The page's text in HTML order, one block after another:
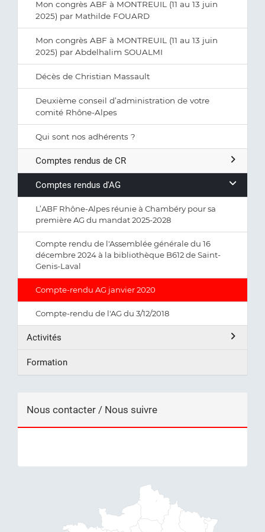
Mon congrès ABF à MONTREUIL (11 au 13 juin
2025) par Mathilde FOUARD
Mon congrès ABF à MONTREUIL (11 au 13 juin
2025) par Abdelhalim SOUALMI
Décès de Christian Massault
Deuxième conseil d’administration de votre
comité Rhône-Alpes
Qui sont nos adhérents ?
Comptes rendus de CR
Comptes rendus d'AG
L’ABF Rhône-Alpes réunie à Chambéry pour sa
première AG du mandat 2025-2028
Compte rendu de l'Assemblée générale du 16
décembre 2024 à la bibliothèque B612 de Saint-
Genis-Laval
Compte-rendu AG janvier 2020
Compte-rendu de l'AG du 3/12/2018
Activités
Formation
Nous contacter / Nous suivre